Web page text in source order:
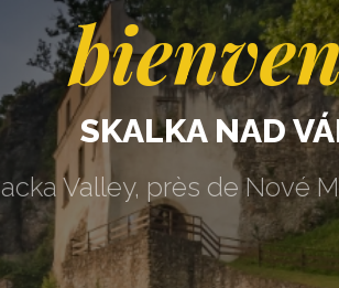
SKALKA NAD
Valley, près de Nové